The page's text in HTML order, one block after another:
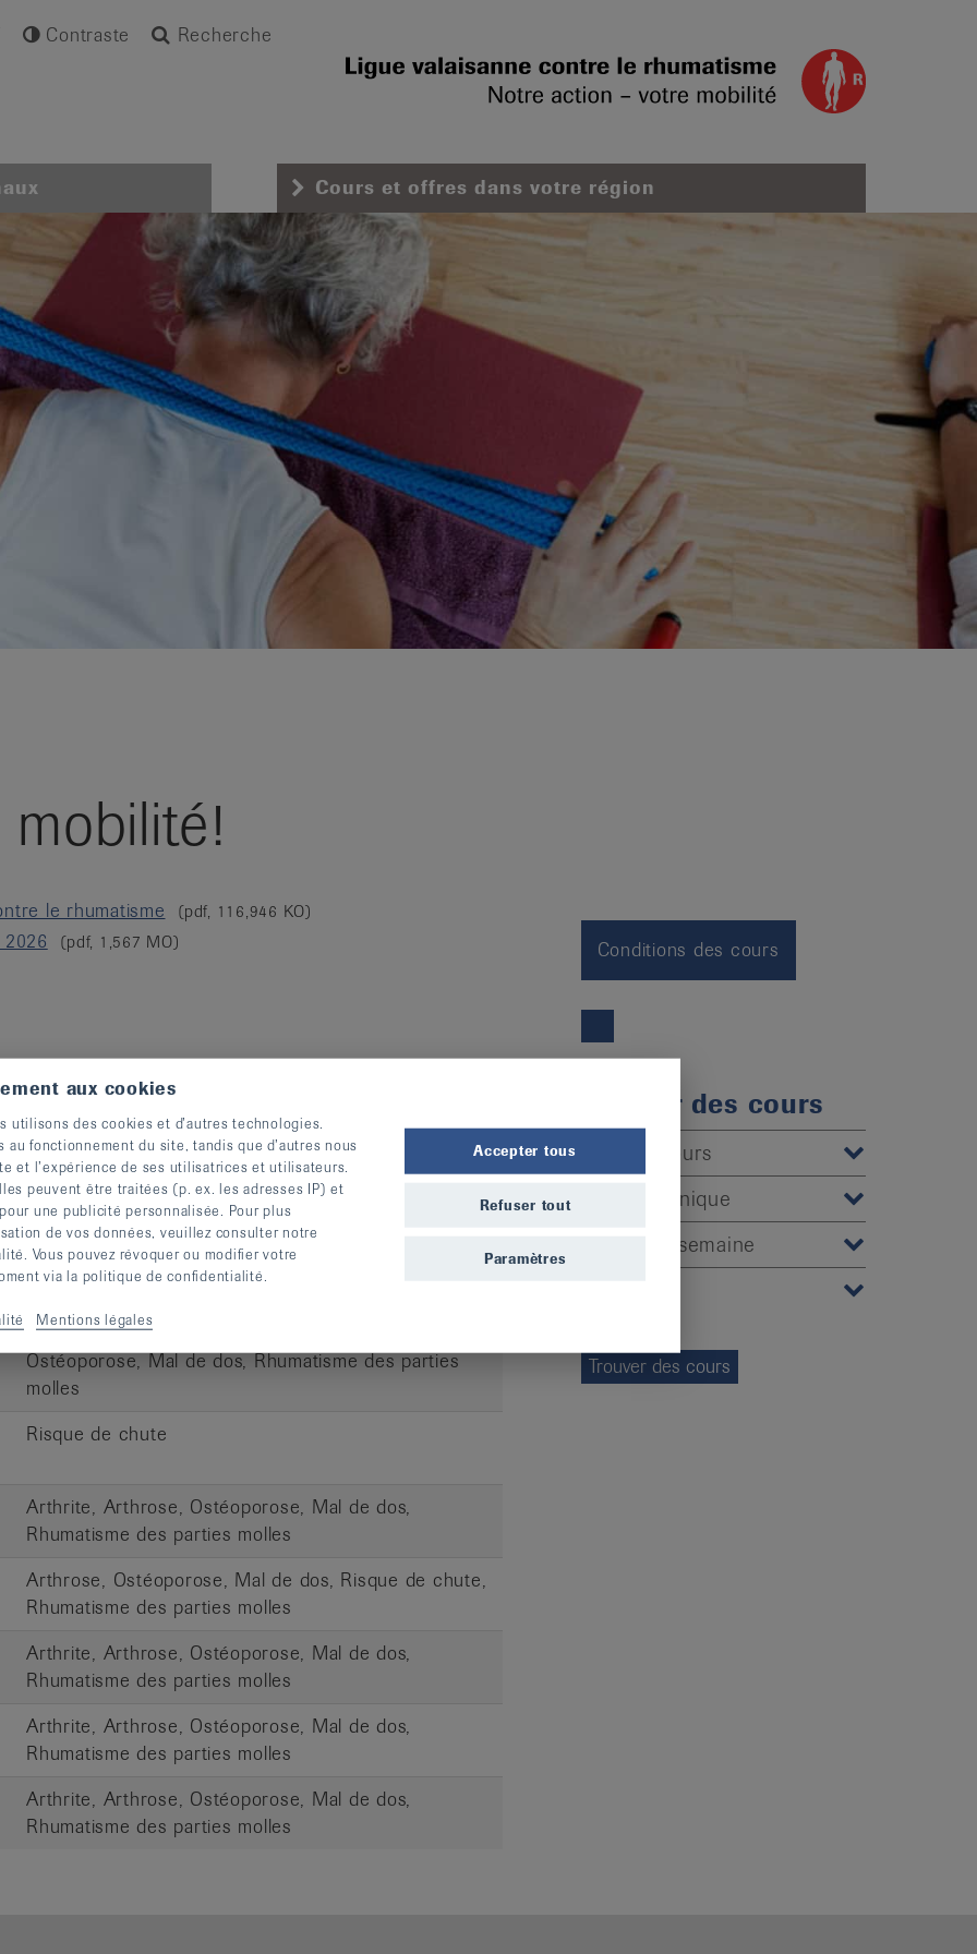
Contraste Recherche
Cours et offres dans votre région
mobilité!
Conditions des cours
Trouver des cours
Type de cours
Tableau clinique
Jour de la semaine
le rhumatisme (pdf, 116,946 KO)
(pdf, 1,567 MO)
Recommandé en cas de
Arthrite, Arthrose, Ostéoporose, Mal de dos,
Rhumatisme des parties molles
Arthrite, Arthrose, Ostéoporose, Mal de dos,
Rhumatisme des parties molles
Arthrite, Arthrose, Maladie de Bechterew,
Ostéoporose, Mal de dos, Rhumatisme des parties
molles
Risque de chute
Arthrite, Arthrose, Ostéoporose, Mal de dos,
Rhumatisme des parties molles
Arthrose, Ostéoporose, Mal de dos, Risque de chute,
Rhumatisme des parties molles
Arthrite, Arthrose, Ostéoporose, Mal de dos,
Rhumatisme des parties molles
Arthrite, Arthrose, Ostéoporose, Mal de dos,
Rhumatisme des parties molles
Arthrite, Arthrose, Ostéoporose, Mal de dos,
Rhumatisme des parties molles
aux cookies
utilisons des cookies et d’autres technologies.
fonctionnement du site, tandis que d’autres nous
et l’expérience de ses utilisatrices et utilisateurs.
peuvent être traitées (p. ex. les adresses IP) et
une publicité personnalisée. Pour plus
de vos données, veuillez consulter notre
Vous pouvez révoquer ou modifier votre
via la politique de confidentialité.
Mentions légales
Accepter tous
Refuser tout
Paramètres